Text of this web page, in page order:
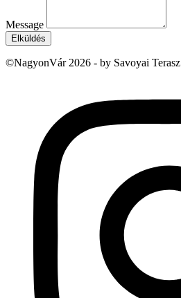
Message
Elküldés
©NagyonVár 2026 - by Savoyai Terasz